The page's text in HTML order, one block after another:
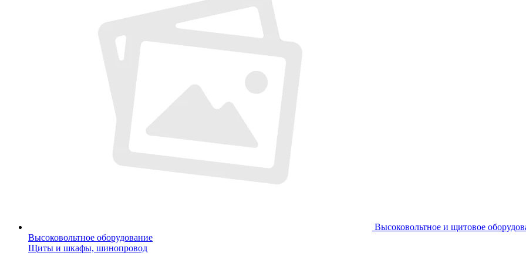
Высоковольтное и щитовое
Высоковольтное оборудование
Щиты и шкафы, шинопровод